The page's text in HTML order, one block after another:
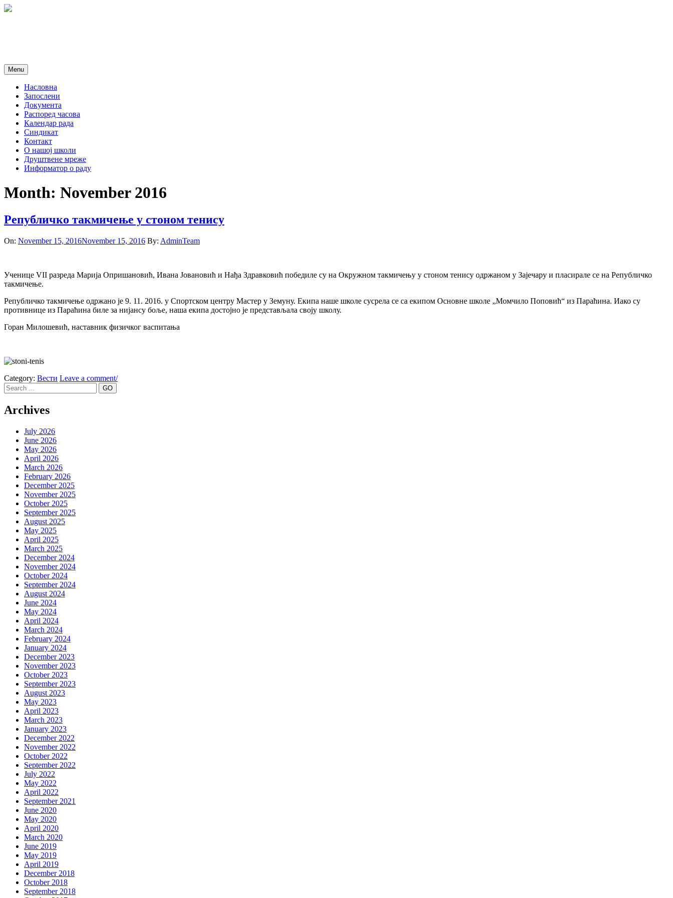
Skip
Menu
Насловна
Запослени
Документа
Распоред часова
Календар рада
Синдикат
Контакт
O нашој школи
Друштвене мреже
Информатор о раду
Month: November 2016
Републичко такмичење у стоном тенису
On: November 15, 2016November 15, 2016 By: AdminTeam
Ученице VII разреда Марија Опришановић, Ивана Јовановић и Нађа Здравковић победиле су на Окружном такмичењу у стоном тенису одржаном у Зајечару и пласирале се на Републичко
такмичење.
Републичко такмичење одржано је 9. 11. 2016. у Спортском центру Мастер у Земуну. Екипа наше школе сусрела се са екипом Основне школе „Момчило Поповић“ из Параћина. Иако су
противнице из Параћина биле за нијансу боље, наша екипа достојно је представљала своју школу.
Горан Милошевић, наставник физичког васпитања
Category: Вести Leave a comment/
Search
Archives
July 2026
June 2026
May 2026
April 2026
March 2026
February 2026
December 2025
November 2025
October 2025
September 2025
August 2025
May 2025
April 2025
March 2025
December 2024
November 2024
October 2024
September 2024
August 2024
June 2024
May 2024
April 2024
March 2024
February 2024
January 2024
December 2023
November 2023
October 2023
September 2023
August 2023
May 2023
April 2023
March 2023
January 2023
December 2022
November 2022
October 2022
September 2022
July 2022
May 2022
April 2022
September 2021
June 2020
May 2020
April 2020
March 2020
June 2019
May 2019
April 2019
December 2018
October 2018
September 2018